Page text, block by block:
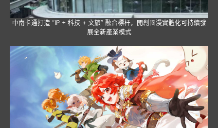
中南卡通打造 “IP + 科技 + 文旅” 融合標杆，開創國漫實體化可持續發
展全新產業模式